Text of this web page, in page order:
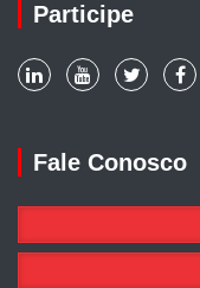
Participe
Fale Conosco